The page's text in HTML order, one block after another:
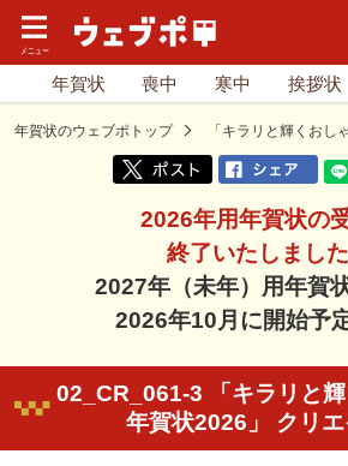
年賀状 喪中 寒中 挨拶状
年賀状のウェブポトップ 「キラリと輝くおし
2026年用年賀状の
終了いたしました
2027年（未年）用年賀
2026年10月に開始予
02_CR_061-3 「キラリと
年賀状2026」 クリ